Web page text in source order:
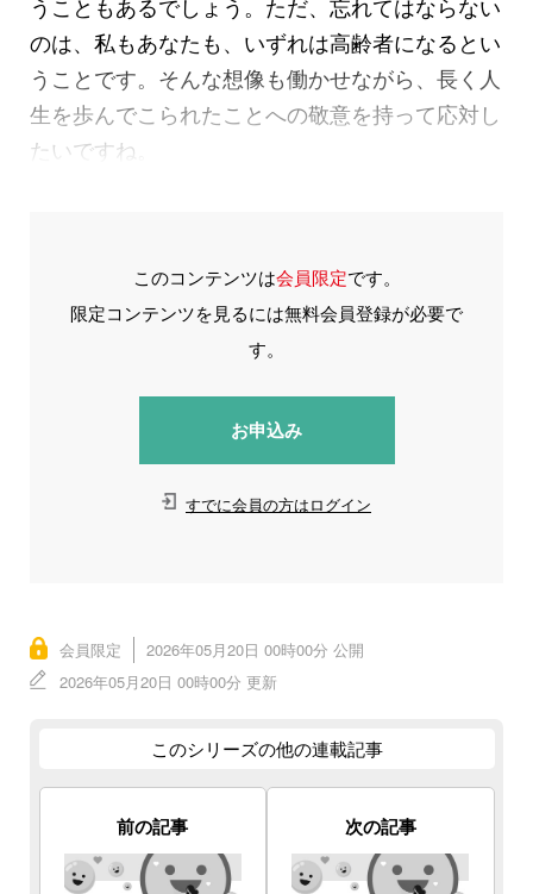
うこともあるでしょう。ただ、忘れてはならない
のは、私もあなたも、いずれは高齢者になるとい
うことです。そんな想像も働かせながら、長く人
生を歩んでこられたことへの敬意を持って応対し
たいですね。
このコンテンツは会員限定です。
限定コンテンツを見るには無料会員登録が必要で
す。
お申込み
すでに会員の方はログイン
会員限定
2026年05月20日 00時00分 公開
2026年05月20日 00時00分 更新
このシリーズの他の連載記事
前の記事 次の記事